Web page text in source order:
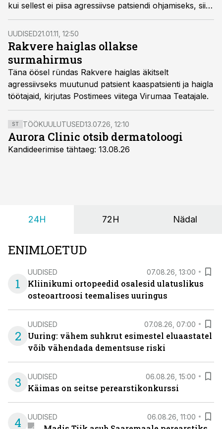
kui sellest ei piisa agressiivse patsiendi ohjamiseks, siis
kutsutaks politsei.
UUDISED21.01.11, 12:50
Rakvere haiglas ollakse
surmahirmus
Täna öösel ründas Rakvere haiglas äkitselt
agressiivseks muutunud patsient kaaspatsienti ja haigla
töötajaid, kirjutas Postimees viitega Virumaa Teatajale.
ST TÖÖKUULUTUSED13.07.26, 12:10
Aurora Clinic otsib dermatoloogi
Kandideerimise tähtaeg: 13.08.26
24H 72H Nädal
ENIMLOETUD
1
UUDISED 07.08.26, 13:00
Kliinikumi ortopeedid osalesid ulatuslikus
osteoartroosi teemalises uuringus
2
UUDISED 07.08.26, 07:00
Uuring: vähem suhkrut esimestel eluaastatel
võib vähendada dementsuse riski
3 UUDISED 06.08.26, 15:00
Käimas on seitse perearstikonkurssi
4 UUDISED 06.08.26, 11:00